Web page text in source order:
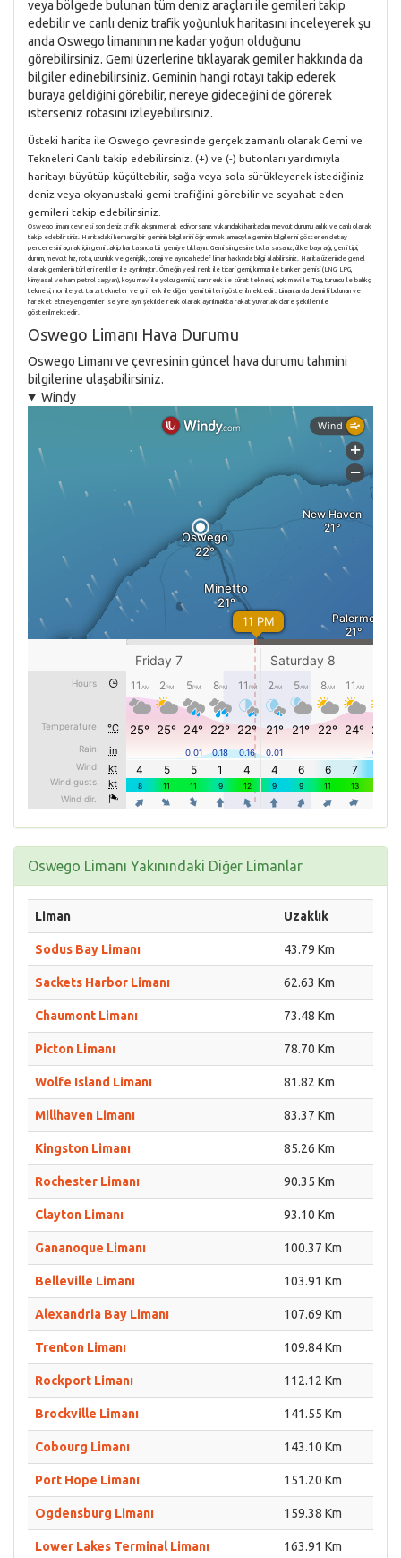
veya bölgede bulunan tüm deniz araçları ile gemileri takip
edebilir ve canlı deniz trafik yoğunluk haritasını inceleyerek şu
anda Oswego limanının ne kadar yoğun olduğunu
görebilirsiniz. Gemi üzerlerine tıklayarak gemiler hakkında da
bilgiler edinebilirsiniz. Geminin hangi rotayı takip ederek
buraya geldiğini görebilir, nereye gideceğini de görerek
isterseniz rotasını izleyebilirsiniz.
Üsteki harita ile Oswego çevresinde gerçek zamanlı olarak Gemi ve
Tekneleri Canlı takip edebilirsiniz. (+) ve (-) butonları yardımıyla
haritayı büyütüp küçültebilir, sağa veya sola sürükleyerek istediğiniz
deniz veya okyanustaki gemi trafiğini görebilir ve seyahat eden
gemileri takip edebilirsiniz.
Oswego limanı çevresi son deniz trafik akışını merak ediyorsanız yukarıdaki haritadan mevcut durumu anlık ve canlı olarak
takip edebilirsiniz. Haritadaki herhangi bir geminin bilgilerini öğrenmek amacıyla geminin bilgilerini gösteren detay
penceresini açmak için gemi takip haritasında bir gemiye tıklayın. Gemi simgesine tıklarsasanız, ülke bayrağı, gemi tipi,
durum, mevcut hız, rota, uzunluk ve genişlik, tonajı ve ayrıca hedef liman hakkında bilgi alabilirsiniz. Harita üzerinde genel
olarak gemilerin türleri renkler ile ayrılmıştır. Örneğin yeşil renk ile ticari gemi, kırmızı ile tanker gemisi (LNG, LPG,
kimyasal ve ham petrol taşıyan), koyu mavi ile yolcu gemisi, sarı renk ile sürat teknesi, açık mavi ile Tug, turuncu ile balıkçı
teknesi, mor ile yat tarzı tekneler ve gri renk ile diğer gemi türleri gösterilmektedir. Limanlarda demirli bulunan ve
hareket etmeyen gemiler ise yine aynı şekilde renk olarak ayrılmakta fakat yuvarlak daire şekilleri ile
gösterilmektedir.
Oswego Limanı Hava Durumu
Oswego Limanı ve çevresinin güncel hava durumu tahmini
bilgilerine ulaşabilirsiniz.
Windy
Oswego Limanı Yakınındaki Diğer Limanlar
Liman Uzaklık
Sodus Bay Limanı 43.79 Km
Sackets Harbor Limanı 62.63 Km
Chaumont Limanı 73.48 Km
Picton Limanı 78.70 Km
Wolfe Island Limanı 81.82 Km
Millhaven Limanı 83.37 Km
Kingston Limanı 85.26 Km
Rochester Limanı 90.35 Km
Clayton Limanı 93.10 Km
Gananoque Limanı 100.37 Km
Belleville Limanı 103.91 Km
Alexandria Bay Limanı 107.69 Km
Trenton Limanı 109.84 Km
Rockport Limanı 112.12 Km
Brockville Limanı 141.55 Km
Cobourg Limanı 143.10 Km
Port Hope Limanı 151.20 Km
Ogdensburg Limanı 159.38 Km
Lower Lakes Terminal Limanı 163.91 Km